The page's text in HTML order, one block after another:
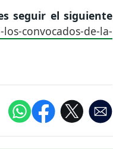
seguir el siguiente
convocados-de-la-